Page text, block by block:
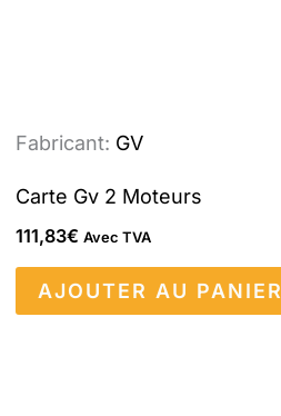
Fabricant: GV
Carte Gv 2 Moteurs
111,83€ Avec TVA
AJOUTER AU PANIER